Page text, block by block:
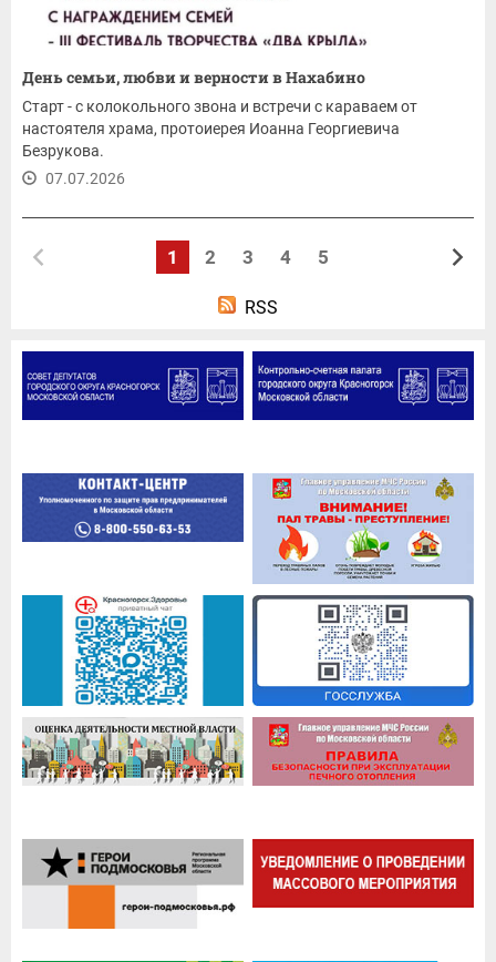
День семьи, любви и верности в Нахабино
Старт - с колокольного звона и встречи с караваем от
настоятеля храма, протоиерея Иоанна Георгиевича
Безрукова.
07.07.2026
1 2 3 4 5
RSS